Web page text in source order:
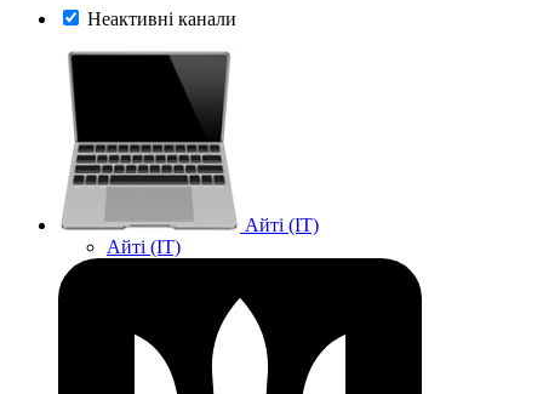
Неактивні канали
Айті (IT)
Айті (IT)